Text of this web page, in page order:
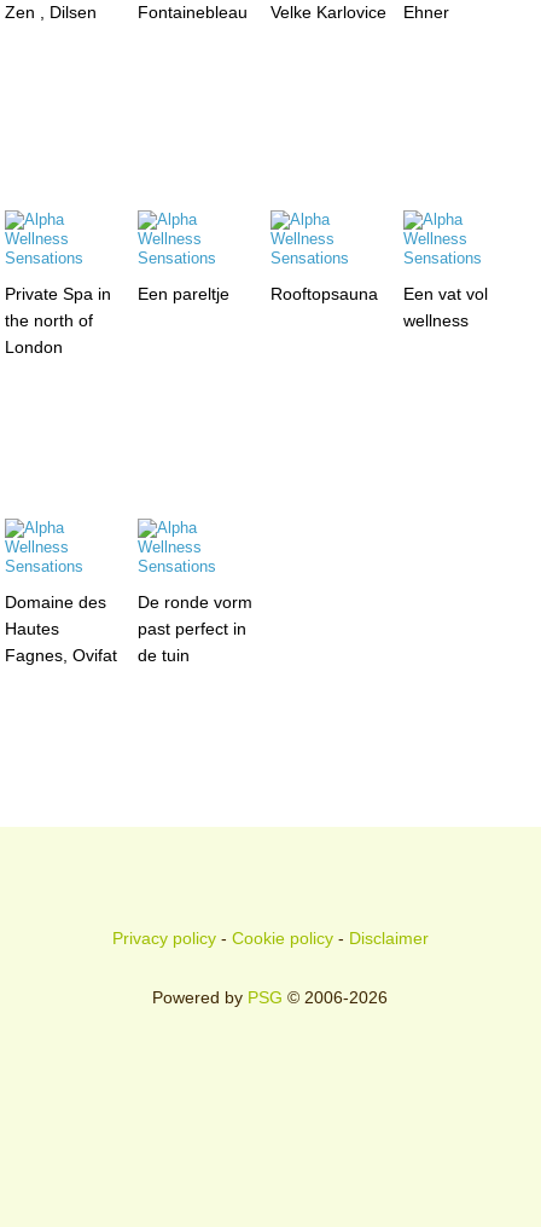
Zen , Dilsen
Fontainebleau
Velke Karlovice
Ehner
Private Spa in
the north of
London
Een pareltje Rooftopsauna
Een vat vol
wellness
Domaine des
Hautes
Fagnes, Ovifat
De ronde vorm
past perfect in
de tuin
Privacy policy- Cookie policy- Disclaimer
Powered by PSG © 2006-2026